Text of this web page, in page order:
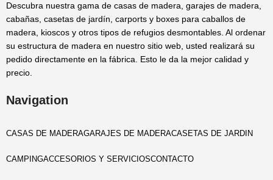
Descubra nuestra gama de casas de madera, garajes de madera,
cabañas, casetas de jardín, carports y boxes para caballos de
madera, kioscos y otros tipos de refugios desmontables. Al ordenar
su estructura de madera en nuestro sitio web, usted realizará su
pedido directamente en la fábrica. Esto le da la mejor calidad y
precio.
Navigation
CASAS DE MADERAGARAJES DE MADERACASETAS DE JARDIN
CAMPINGACCESORIOS Y SERVICIOSCONTACTO